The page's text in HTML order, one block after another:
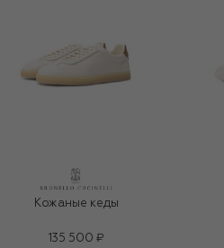
Кожаные кеды
135 500 ₽